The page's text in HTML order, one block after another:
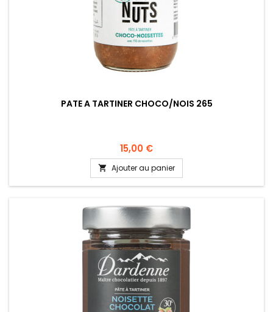
PATE A TARTINER CHOCO/NOIS 265
15,00 €
 Ajouter au panier